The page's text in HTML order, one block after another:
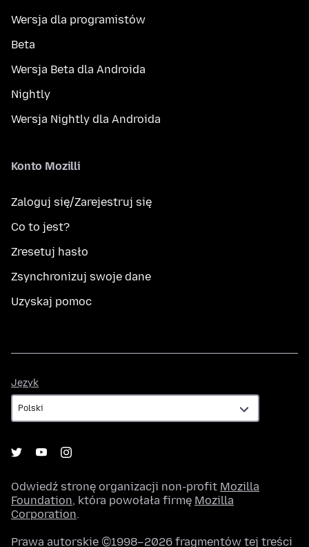
Wersja dla programistów
Beta
Wersja Beta dla Androida
Nightly
Wersja Nightly dla Androida
Konto Mozilli
Zaloguj się/Zarejestruj się
Co to jest?
Zresetuj hasło
Zsynchronizuj swoje dane
Uzyskaj pomoc
Język
Odwiedź stronę organizacji non-profit Mozilla
Foundation, która powołała firmę Mozilla
Corporation.
Prawa autorskie ©1998–2026 fragmentów tej treści